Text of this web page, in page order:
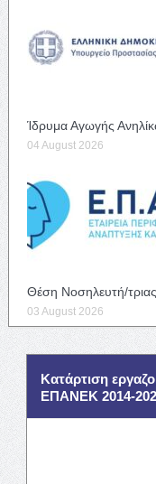
Ίδρυμα Αγωγής
04 August 2026
Θέση Νοσηλευτή/
03 August 2026
Κατάρτιση
ΕΠΑΝΕΚ 2014-